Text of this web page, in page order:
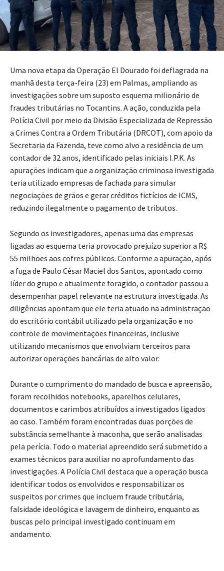
Uma nova etapa da Operação El Dourado foi deflagrada na
manhã desta terça-feira (23) em Palmas, ampliando as
investigações sobre um suposto esquema milionário de
fraudes tributárias no Tocantins. A ação, conduzida pela
Polícia Civil por meio da Divisão Especializada de Repressão
a Crimes Contra a Ordem Tributária (DRCOT), com apoio da
Secretaria da Fazenda, teve como alvo a residência de um
contador de 32 anos, identificado pelas iniciais I.P.K. As
apurações indicam que a organização criminosa investigada
teria utilizado empresas de fachada para simular
negociações de grãos e gerar créditos fictícios de ICMS,
reduzindo ilegalmente o pagamento de tributos.
Segundo os investigadores, apenas uma das empresas
ligadas ao esquema teria provocado prejuízo superior a R$
55 milhões aos cofres públicos. Conforme a apuração, após
a fuga de Paulo César Maciel dos Santos, apontado como
líder do grupo e atualmente foragido, o contador passou a
desempenhar papel relevante na estrutura investigada. As
diligências apontam que ele teria atuado na administração
do escritório contábil utilizado pela organização e no
controle de movimentações financeiras, inclusive
utilizando mecanismos que envolviam terceiros para
autorizar operações bancárias de alto valor.
Durante o cumprimento do mandado de busca e apreensão,
foram recolhidos notebooks, aparelhos celulares,
documentos e carimbos atribuídos a investigados ligados
ao caso. Também foram encontradas duas porções de
substância semelhante à maconha, que serão analisadas
pela perícia. Todo o material apreendido será submetido a
exames técnicos para auxiliar no aprofundamento das
investigações. A Polícia Civil destaca que a operação busca
identificar todos os envolvidos e responsabilizar os
suspeitos por crimes que incluem fraude tributária,
falsidade ideológica e lavagem de dinheiro, enquanto as
buscas pelo principal investigado continuam em
andamento.